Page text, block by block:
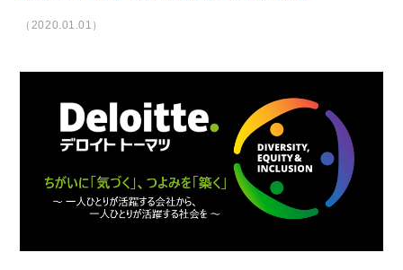
（2020.01.01）